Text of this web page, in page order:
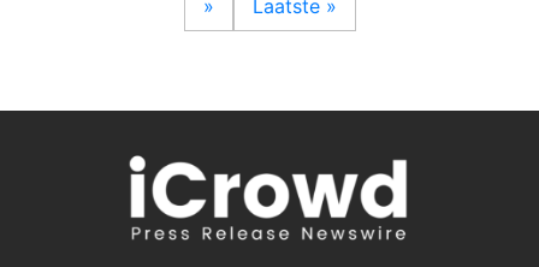
» Laatste »